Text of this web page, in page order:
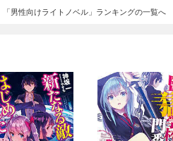
「男性向けライトノベル」ランキングの一覧へ